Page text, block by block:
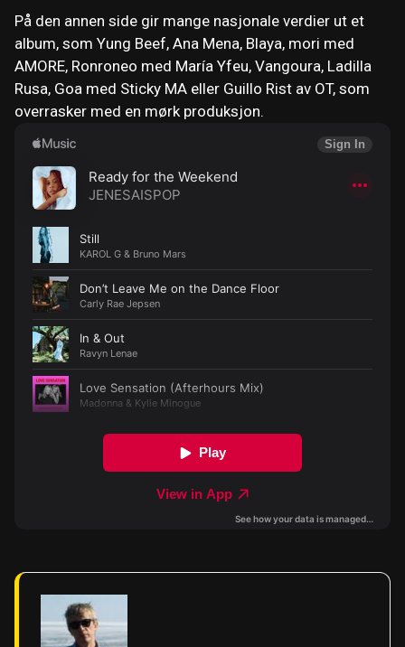
På den annen side gir mange nasjonale verdier ut et
album, som Yung Beef, Ana Mena, Blaya, mori med
AMORE, Ronroneo med María Yfeu, Vangoura, Ladilla
Rusa, Goa med Sticky MA eller Guillo Rist av OT, som
overrasker med en mørk produksjon.